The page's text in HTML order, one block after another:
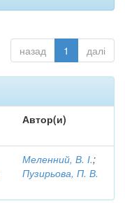
назад 1 далі
Автор(и)
Меленний, В. І.;
Пузирьова, П. В.